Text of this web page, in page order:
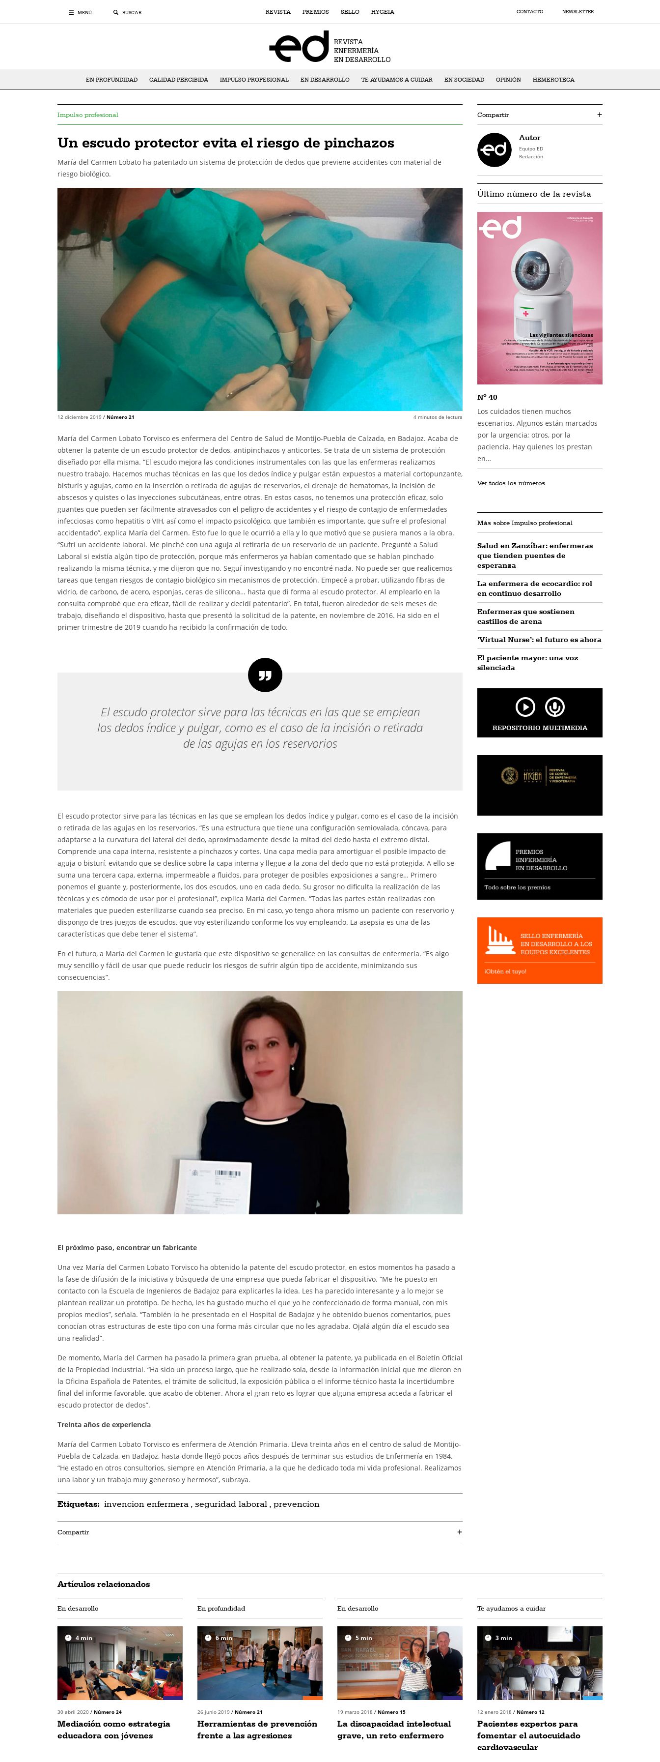
MENÚ BUSCAR REVISTA PREMIOS SELLO HYGEIA CONTACTO NEWSLETTER
EN PROFUNDIDAD CALIDAD PERCIBIDA IMPULSO PROFESIONAL EN DESARROLLO TE AYUDAMOS A CUIDAR EN SOCIEDAD OPINIÓN HEMEROTECA
Impulso profesional
Un escudo protector evita el riesgo de pinchazos
María del Carmen Lobato ha patentado un sistema de protección de dedos que previene accidentes con material de
riesgo biológico.
12 diciembre 2019 / Número 21 4 minutos de lectura
María del Carmen Lobato Torvisco es enfermera del Centro de Salud de Montijo-Puebla de Calzada, en Badajoz. Acaba de
obtener la patente de un escudo protector de dedos, antipinchazos y anticortes. Se trata de un sistema de protección
diseñado por ella misma. “El escudo mejora las condiciones instrumentales con las que las enfermeras realizamos
nuestro trabajo. Hacemos muchas técnicas en las que los dedos índice y pulgar están expuestos a material cortopunzante,
bisturís y agujas, como en la inserción o retirada de agujas de reservorios, el drenaje de hematomas, la incisión de
abscesos y quistes o las inyecciones subcutáneas, entre otras. En estos casos, no tenemos una protección eficaz, solo
guantes que pueden ser fácilmente atravesados con el peligro de accidentes y el riesgo de contagio de enfermedades
infecciosas como hepatitis o VIH, así como el impacto psicológico, que también es importante, que sufre el profesional
accidentado”, explica María del Carmen. Esto fue lo que le ocurrió a ella y lo que motivó que se pusiera manos a la obra.
“Sufrí un accidente laboral. Me pinché con una aguja al retirarla de un reservorio de un paciente. Pregunté a Salud
Laboral si existía algún tipo de protección, porque más enfermeros ya habían comentado que se habían pinchado
realizando la misma técnica, y me dijeron que no. Seguí investigando y no encontré nada. No puede ser que realicemos
tareas que tengan riesgos de contagio biológico sin mecanismos de protección. Empecé a probar, utilizando fibras de
vidrio, de carbono, de acero, esponjas, ceras de silicona… hasta que di forma al escudo protector. Al emplearlo en la
consulta comprobé que era eficaz, fácil de realizar y decidí patentarlo”. En total, fueron alrededor de seis meses de
trabajo, diseñando el dispositivo, hasta que presentó la solicitud de la patente, en noviembre de 2016. Ha sido en el
primer trimestre de 2019 cuando ha recibido la confirmación de todo.
El escudo protector sirve para las técnicas en las que se emplean
los dedos índice y pulgar, como es el caso de la incisión o retirada
de las agujas en los reservorios
El escudo protector sirve para las técnicas en las que se emplean los dedos índice y pulgar, como es el caso de la incisión
o retirada de las agujas en los reservorios. “Es una estructura que tiene una configuración semiovalada, cóncava, para
adaptarse a la curvatura del lateral del dedo, aproximadamente desde la mitad del dedo hasta el extremo distal.
Comprende una capa interna, resistente a pinchazos y cortes. Una capa media para amortiguar el posible impacto de
aguja o bisturí, evitando que se deslice sobre la capa interna y llegue a la zona del dedo que no está protegida. A ello se
suma una tercera capa, externa, impermeable a fluidos, para proteger de posibles exposiciones a sangre… Primero
ponemos el guante y, posteriormente, los dos escudos, uno en cada dedo. Su grosor no dificulta la realización de las
técnicas y es cómodo de usar por el profesional”, explica María del Carmen. “Todas las partes están realizadas con
materiales que pueden esterilizarse cuando sea preciso. En mi caso, yo tengo ahora mismo un paciente con reservorio y
dispongo de tres juegos de escudos, que voy esterilizando conforme los voy empleando. La asepsia es una de las
características que debe tener el sistema”.
En el futuro, a María del Carmen le gustaría que este dispositivo se generalice en las consultas de enfermería. “Es algo
muy sencillo y fácil de usar que puede reducir los riesgos de sufrir algún tipo de accidente, minimizando sus
consecuencias”.
El próximo paso, encontrar un fabricante
Una vez María del Carmen Lobato Torvisco ha obtenido la patente del escudo protector, en estos momentos ha pasado a
la fase de difusión de la iniciativa y búsqueda de una empresa que pueda fabricar el dispositivo. “Me he puesto en
contacto con la Escuela de Ingenieros de Badajoz para explicarles la idea. Les ha parecido interesante y a lo mejor se
plantean realizar un prototipo. De hecho, les ha gustado mucho el que yo he confeccionado de forma manual, con mis
propios medios”, señala. “También lo he presentado en el Hospital de Badajoz y he obtenido buenos comentarios, pues
conocían otras estructuras de este tipo con una forma más circular que no les agradaba. Ojalá algún día el escudo sea
una realidad”.
De momento, María del Carmen ha pasado la primera gran prueba, al obtener la patente, ya publicada en el Boletín Oficial
de la Propiedad Industrial. “Ha sido un proceso largo, que he realizado sola, desde la información inicial que me dieron en
la Oficina Española de Patentes, el trámite de solicitud, la exposición pública o el informe técnico hasta la incertidumbre
final del informe favorable, que acabo de obtener. Ahora el gran reto es lograr que alguna empresa acceda a fabricar el
escudo protector de dedos”.
Treinta años de experiencia
María del Carmen Lobato Torvisco es enfermera de Atención Primaria. Lleva treinta años en el centro de salud de Montijo-
Puebla de Calzada, en Badajoz, hasta donde llegó pocos años después de terminar sus estudios de Enfermería en 1984.
“He estado en otros consultorios, siempre en Atención Primaria, a la que he dedicado toda mi vida profesional. Realizamos
una labor y un trabajo muy generoso y hermoso”, subraya.
Etiquetas: invencion enfermera , seguridad laboral , prevencion
Compartir +
Compartir +
Autor
Equipo ED
Redacción
Último número de la revista
Nº 40
Los cuidados tienen muchos
escenarios. Algunos están marcados
por la urgencia; otros, por la
paciencia. Hay quienes los prestan
en…
Ver todos los números
Más sobre Impulso profesional
Salud en Zanzíbar: enfermeras
que tienden puentes de
esperanza
La enfermera de ecocardio: rol
en continuo desarrollo
Enfermeras que sostienen
castillos de arena
‘Virtual Nurse’: el futuro es ahora
El paciente mayor: una voz
silenciada
REPOSITORIO MULTIMEDIA
Artículos relacionados
En desarrollo
4 min
30 abril 2020 / Número 24
Mediación como estrategia
educadora con jóvenes
En profundidad
6min
26 junio 2019 / Número 21
Herramientas de prevención
frente a las agresiones
En desarrollo
5min
19 marzo 2018 / Número 15
La discapacidad intelectual
grave, un reto enfermero
Te ayudamos a cuidar
3 min
12 enero 2018 / Número 12
Pacientes expertos para
fomentar el autocuidado
cardiovascular